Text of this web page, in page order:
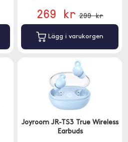
269 kr 299 kr
Lägg i varukorgen
Joyroom JR-TS3 True Wireless
Earbuds